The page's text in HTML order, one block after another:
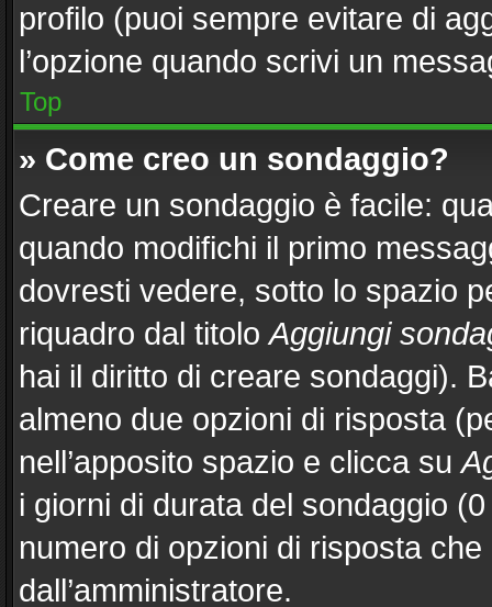
profilo (puoi sempre evitare di
l’opzione quando scrivi un
Top
» Come creo un sondaggio?
Creare un sondaggio è facile:
quando modifichi il primo
dovresti vedere, sotto lo spazio
riquadro dal titoloAggiungi
hai il diritto di creare sondaggi).
almeno due opzioni di risposta
nell’apposito spazio e clicca su
i giorni di durata del sondaggio
numero di opzioni di risposta
dall’amministratore.